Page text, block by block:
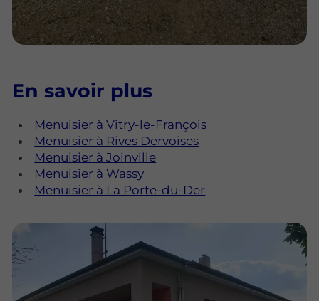
En savoir plus
Menuisier à Vitry-le-François
Menuisier à Rives Dervoises
Menuisier à Joinville
Menuisier à Wassy
Menuisier à La Porte-du-Der